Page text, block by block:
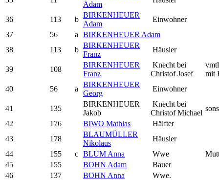
Adam
36 113 b
BIRKENHEUER
Adam
Einwohner
37
56 a
BIRKENHEUER Adam
38
113 b
BIRKENHEUER
Franz
Häusler
39 108
BIRKENHEUER
Franz
Knecht bei
Christof Josef
mit
40
56 a
BIRKENHEUER
Georg
Einwohner
41 135
BIRKENHEUER
Jakob
Knecht bei
Christof Michael
42
176 BIWO Mathias
Hälfter
43
178
BLAUMÜLLER
Nikolaus
Häusler
44
155 c BLUM Anna Wwe
45
155 BOHN Adam
Bauer
46
137 BOHN Anna
Wwe.